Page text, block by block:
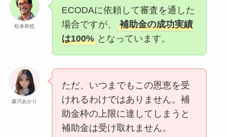
松本和也
ECODAに依頼して審査を通した
場合ですが、
補助金の成功実績
は100% となっています。
森川あかり
ただ、いつまでもこの恩恵を受
けれるわけではありません。補
助金枠の上限に達してしまうと
補助金は受け取れません。